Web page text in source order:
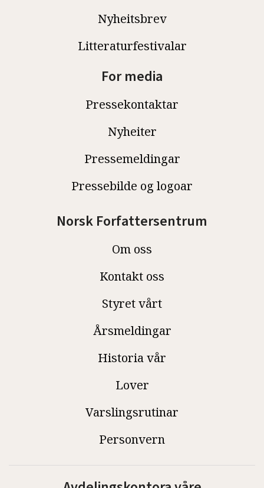
Nyheitsbrev
Litteraturfestivalar
For media
Pressekontaktar
Nyheiter
Pressemeldingar
Pressebilde og logoar
Norsk Forfattersentrum
Om oss
Kontakt oss
Styret vårt
Årsmeldingar
Historia vår
Lover
Varslingsrutinar
Personvern